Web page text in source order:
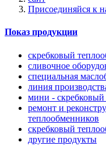
Присоединяйся к
Показ продукции
скребковый
сливочное
специальная
линия
мини -
ремонт и
теплообменников
скребковый
другие продукты